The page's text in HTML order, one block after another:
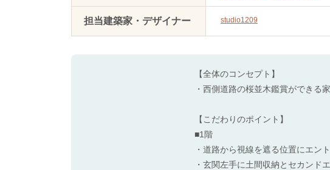
担当建築家・デザイナー studio1209
【全体のコンセプト】
・西側道路の桜並木鑑賞ができる家
【こだわりのポイント】
■1階
・道路から視線を遮る位置にエン
・玄関左手に土間収納とセカンド